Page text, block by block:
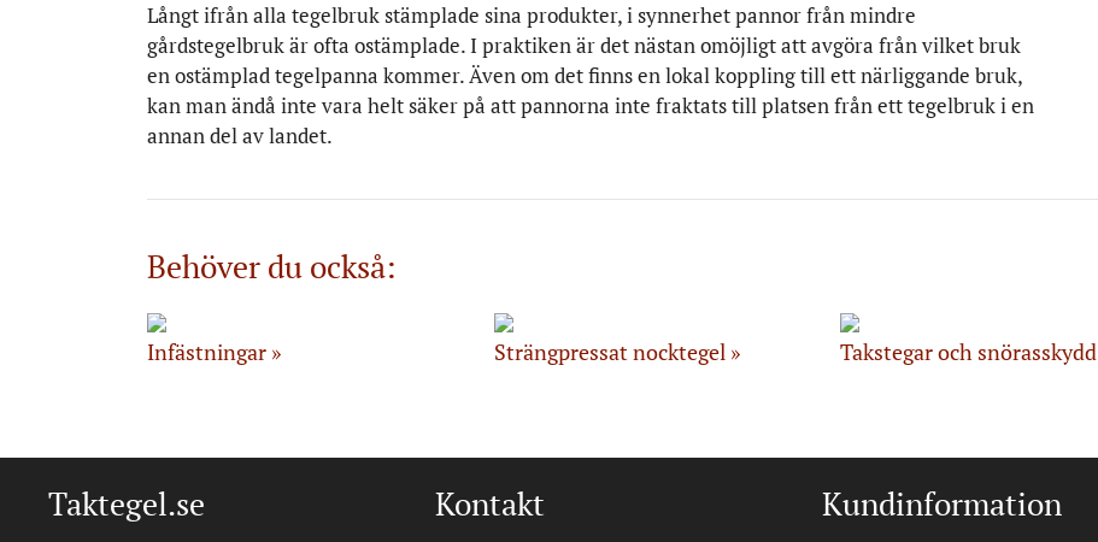
Långt ifrån alla tegelbruk stämplade sina produkter, i synnerhet pannor från mindre
gårdstegelbruk är ofta ostämplade. I praktiken är det nästan omöjligt att avgöra från vilket bruk
en ostämplad tegelpanna kommer. Även om det finns en lokal koppling till ett närliggande bruk,
kan man ändå inte vara helt säker på att pannorna inte fraktats till platsen från ett tegelbruk i en
annan del av landet.
Behöver du också:
Infästningar Strängpressat nocktegel Takstegar och snörasskydd
Taktegel.se Kontakt Kundinformation